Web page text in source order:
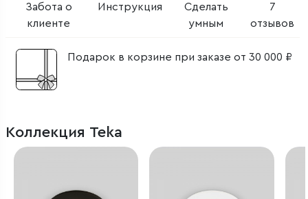
Забота о
клиенте
Инструкция
Сделать
умным
7
отзывов
Подарок в корзине при заказе от 30 000 ₽
Коллекция Teka